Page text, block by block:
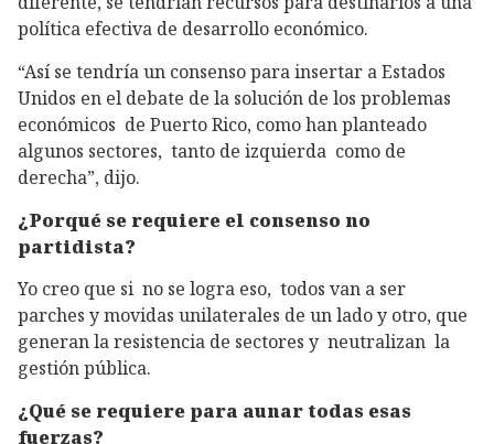
política efectiva de desarrollo económico.
“Así se tendría un consenso para insertar a Estados
Unidos en el debate de la solución de los problemas
económicos de Puerto Rico, como han planteado
algunos sectores, tanto de izquierda como de
derecha”, dijo.
¿Porqué se requiere el consenso no
partidista?
Yo creo que si no se logra eso, todos van a ser
parches y movidas unilaterales de un lado y otro, que
generan la resistencia de sectores y neutralizan la
gestión pública.
¿Qué se requiere para aunar todas esas
fuerzas?